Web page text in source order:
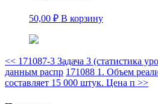
50,00 ₽ В корзину
<< 171087-3 Задача 3 (статистика
данным распр 171088 1. Объем
составляет 15 000 штук. Цена п >>